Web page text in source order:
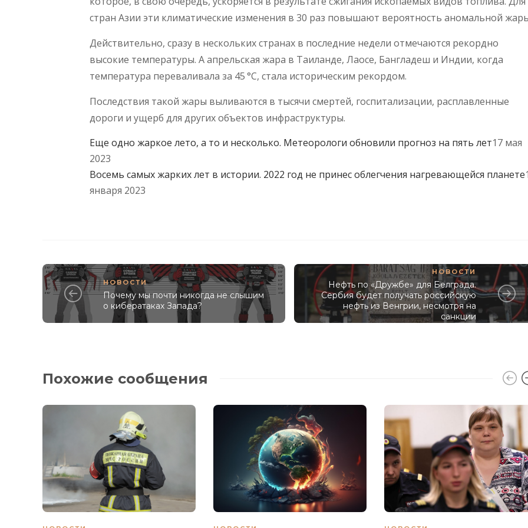
стран Азии эти климатические изменения в 30 раз повышают вероятность аномальной
Действительно, сразу в нескольких странах в последние недели отмечаются рекордно
высокие температуры. А апрельская жара в Таиланде, Лаосе, Бангладеш и Индии, когда
температура переваливала за 45 °C, стала историческим рекордом.
Последствия такой жары выливаются в тысячи смертей, госпитализации, расплавленные
дороги и ущерб для других объектов инфраструктуры.
Еще одно жаркое лето, а то и несколько. Метеорологи обновили прогноз на пять лет17 мая
2023
Восемь самых жарких лет в истории. 2022 год не принес облегчения нагревающейся планете
января 2023
НОВОСТИ
Почему мы почти никогда не слышим
о кибератаках Запада?
НОВОСТИ
Нефть по «Дружбе» для Белграда.
Сербия будет получать российскую
нефть из Венгрии, несмотря на
санкции
Похожие сообщения